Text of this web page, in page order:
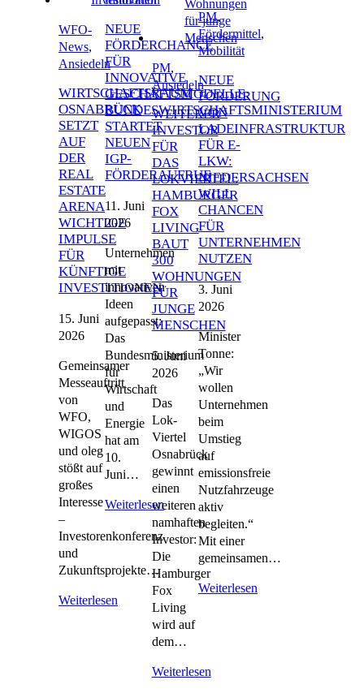
WFO-
News,
Ansiedeln
WIRTSCHAFTSRAUM
OSNABRÜCK
SETZT
AUF
DER
REAL
ESTATE
ARENA
WICHTIGE
IMPULSE
FÜR
KÜNFTIGE
INVESTITIONEN
15. Juni
2026
Gemeinsamer
Messeauftritt
von
WFO,
WIGOS
und oleg
stößt auf
großes
Interesse
–
Investorenkonferenz
und
Zukunftsprojekte…
Weiterlesen
NEUE
FÖRDERCHANCE
FÜR
INNOVATIVE
GESCHÄFTSMODELLE:
BUNDESWIRTSCHAFTSMINISTERIUM
STARTET
NEUEN
IGP-
FÖRDERAUFRUF
11. Juni
2026
Unternehmen
mit
innovativen
Ideen
aufgepasst:
Das
Bundesministerium
für
Wirtschaft
und
Energie
hat am
10.
Juni…
Weiterlesen
PM,
Ansiedeln
WEITERER
INVESTOR
FÜR
DAS
LOKVIERTEL:
HAMBURGER
FOX
LIVING
BAUT
300
WOHNUNGEN
FÜR
JUNGE
MENSCHEN
5. Juni
2026
Das
Lok-
Viertel
Osnabrück
gewinnt
einen
weiteren
namhaften
Investor:
Die
Hamburger
Fox
Living
wird auf
dem…
Weiterlesen
PM,
Fördermittel,
Mobilität
NEUE
FÖRDERUNG
VON
LADEINFRASTRUKTUR
FÜR E-
LKW:
NIEDERSACHSEN
WILL
CHANCEN
FÜR
UNTERNEHMEN
NUTZEN
3. Juni
2026
Minister
Tonne:
„Wir
wollen
Unternehmen
beim
Umstieg
auf
emissionsfreie
Nutzfahrzeuge
aktiv
begleiten.“
Mit einer
gemeinsamen…
Weiterlesen